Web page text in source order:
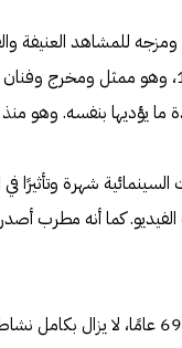
للمشاهد العنيفة
شيلونج، من مواليد 7 أبريل 1954، وهو
يؤديها بنفسه. وهو منذ
شهرة وتأثيرًا في
الفيديو. كما أنه مطرب
البالغ من العمر 69 عامًا، لا